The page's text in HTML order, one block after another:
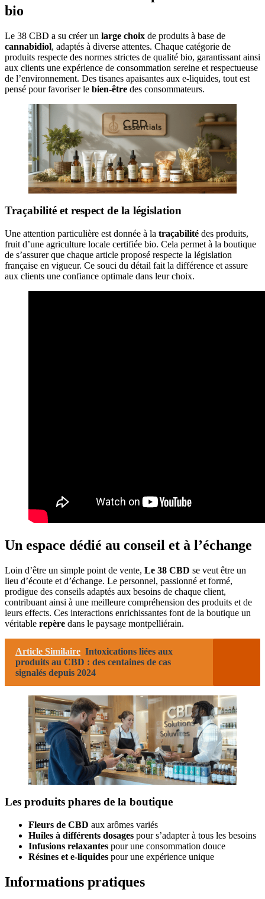
bio
Le 38 CBD a su créer un large choix de produits à base de
cannabidiol, adaptés à diverse attentes. Chaque catégorie de
produits respecte des normes strictes de qualité bio, garantissant ainsi
aux clients une expérience de consommation sereine et respectueuse
de l’environnement. Des tisanes apaisantes aux e-liquides, tout est
pensé pour favoriser le bien-être des consommateurs.
Traçabilité et respect de la législation
Une attention particulière est donnée à la traçabilité des produits,
fruit d’une agriculture locale certifiée bio. Cela permet à la boutique
de s’assurer que chaque article proposé respecte la législation
française en vigueur. Ce souci du détail fait la différence et assure
aux clients une confiance optimale dans leur choix.
Un espace dédié au conseil et à l’échange
Loin d’être un simple point de vente, Le 38 CBD se veut être un
lieu d’écoute et d’échange. Le personnel, passionné et formé,
prodigue des conseils adaptés aux besoins de chaque client,
contribuant ainsi à une meilleure compréhension des produits et de
leurs effects. Ces interactions enrichissantes font de la boutique un
véritable repère dans le paysage montpelliérain.
Article Similaire Intoxications liées aux
produits au CBD : des centaines de cas
signalés depuis 2024
Les produits phares de la boutique
Fleurs de CBD aux arômes variés
Huiles à différents dosages pour s’adapter à tous les besoins
Infusions relaxantes pour une consommation douce
Résines et e-liquides pour une expérience unique
Informations pratiques